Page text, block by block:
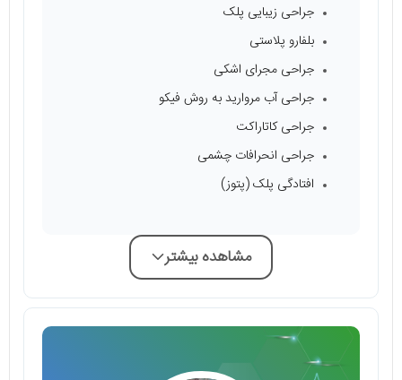
جراحی زیبایی پلک
بلفارو پلاستی
جراحی مجرای اشکی
جراحی آب مروارید به روش فیکو
جراحی کاتاراکت
جراحی انحرافات چشمی
افتادگی پلک (پتوز)
مشاهده بیشتر